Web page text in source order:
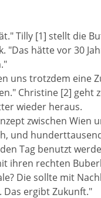
Tilly [1] stellt die
"Das hätte vor 30
uns trotzdem eine
Christine [2] geht
wieder heraus.
zwischen Wien
und
Tag benutzt
ihren rechten
Die sollte mit
Das ergibt Zukunft."